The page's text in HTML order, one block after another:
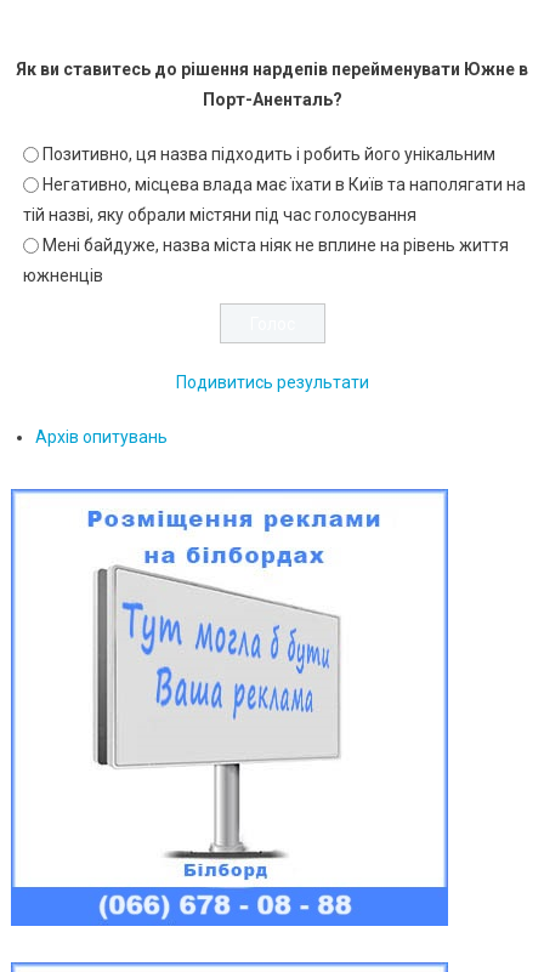
Як ви ставитесь до рішення нардепів перейменувати Южне в
Порт-Аненталь?
Позитивно, ця назва підходить і робить його унікальним
Негативно, місцева влада має їхати в Київ та наполягати на
тій назві, яку обрали містяни під час голосування
Мені байдуже, назва міста ніяк не вплине на рівень життя
южненців
Подивитись результати
Архів опитувань